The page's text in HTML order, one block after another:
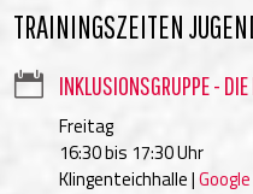
TRAININGSZEITEN
 INKLUSIONSGRUPPE - DIE
Freitag
16:30 bis 17:30 Uhr
Klingenteichhalle |